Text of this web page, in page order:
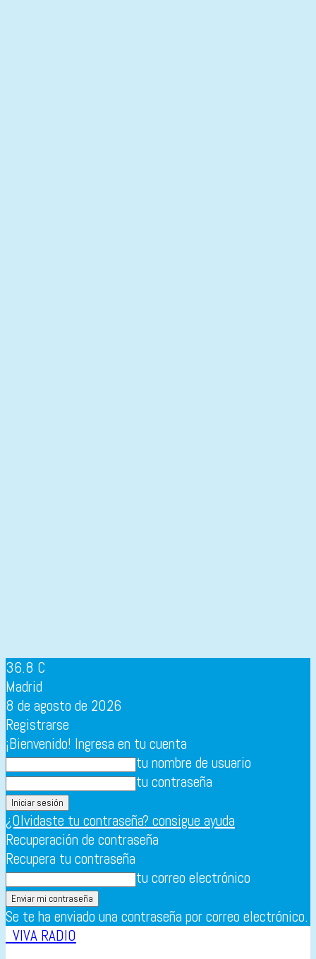
36.8 C
Madrid
8 de agosto de 2026
Registrarse
¡Bienvenido! Ingresa en tu cuenta
tu nombre de usuario
tu contraseña
¿Olvidaste tu contraseña? consigue ayuda
Recuperación de contraseña
Recupera tu contraseña
tu correo electrónico
Se te ha enviado una contraseña por correo electrónico.
VIVA RADIO